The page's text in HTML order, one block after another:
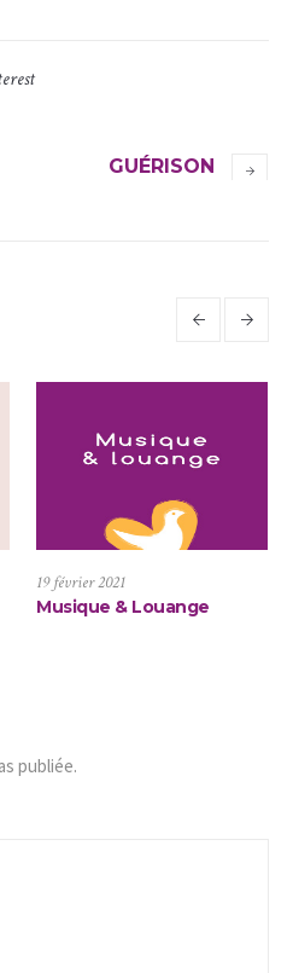
GUÉRISON
19 février 2021
Musique & Louange
publiée.